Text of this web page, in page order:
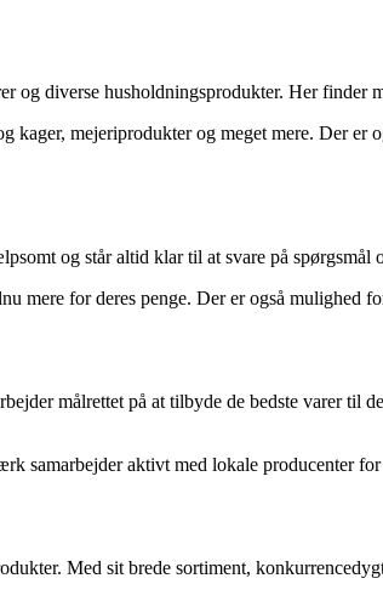
og diverse husholdningsprodukter. Her finder
mejeriprodukter og meget mere. Der
og står altid klar til at svare på spørgsmål
mere for deres penge. Der er også mulighed
målrettet på at tilbyde de bedste varer til
samarbejder aktivt med lokale producenter
Med sit brede sortiment,